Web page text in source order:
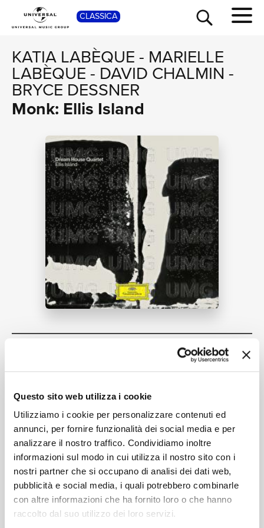
Questo sito web utilizza i cookie
Utilizziamo i cookie per personalizzare contenuti ed
annunci, per fornire funzionalità dei social media e per
analizzare il nostro traffico. Condividiamo inoltre
informazioni sul modo in cui utilizza il nostro sito con i
nostri partner che si occupano di analisi dei dati web,
pubblicità e social media, i quali potrebbero combinarle
con altre informazioni che ha fornito loro o che hanno
raccolto dal suo utilizzo dei loro servizi.
CLASSICA
KATIA LABÈQUE- MARIELLE
LABÈQUE- DAVID CHALMIN -
BRYCE DESSNER
Monk: Ellis Island
Katia Labèque, Marielle Labèque, Bryce Dessner, David
Formati disponibili:
Digitale eSingle Audio/Single Track HD
SHOP
TOUR
NEWS
RICERCA
CHI SIAMO
CONTATTI